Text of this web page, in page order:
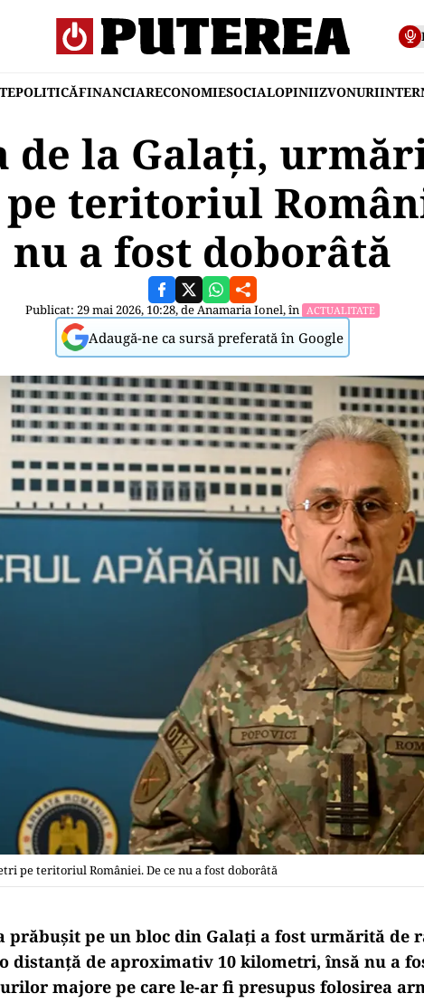
POLITICĂFINANCIARECONOMIESOCIALOPINIIZVONURI
de la Galați,
teritoriul
nu a fost doborâtă
Publicat: 29 mai 2026, 10:28, deAnamaria Ionel, în ACTUALITATE
Adaugă-ne ca sursă preferată în Google
pe teritoriul României. De ce nu a fost doborâtă
prăbușit pe un bloc din Galați a fost urmărită de
distanță de aproximativ 10 kilometri, însă nu a
majore pe care le-ar fi presupus folosirea